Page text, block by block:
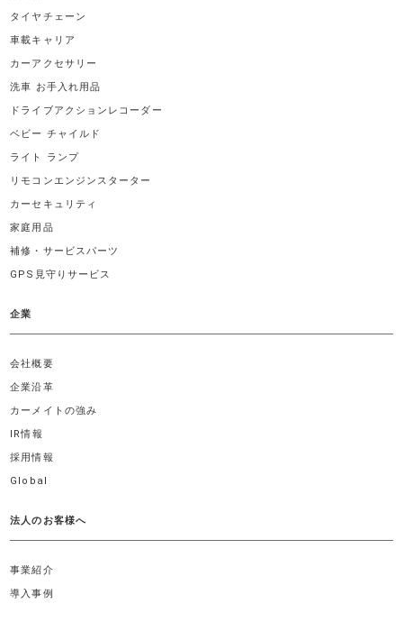
タイヤチェーン
車載キャリア
カーアクセサリー
洗車 お手入れ用品
ドライブアクションレコーダー
ベビー チャイルド
ライト ランプ
リモコンエンジンスターター
カーセキュリティ
家庭用品
補修・サービスパーツ
GPS見守りサービス
企業
会社概要
企業沿革
カーメイトの強み
IR情報
採用情報
Global
法人のお客様へ
事業紹介
導入事例